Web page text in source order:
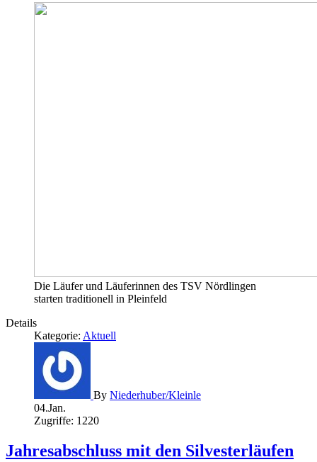
Die Läufer und Läuferinnen des TSV Nördlingen
starten traditionell in Pleinfeld
Details
Kategorie: Aktuell
By Niederhuber/Kleinle
04.Jan.
Zugriffe: 1220
Jahresabschluss mit den Silvesterläufen